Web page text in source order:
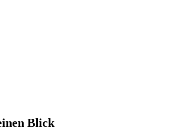
Blick